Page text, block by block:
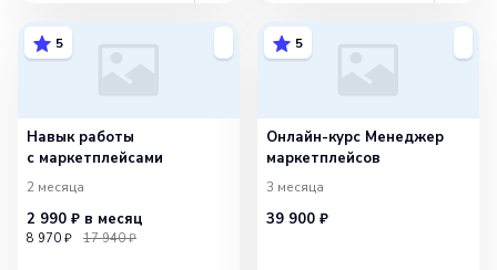
5
Навык работы
с маркетплейсами
2 месяца
2 990 ₽ в месяц
8 970 ₽ 17 940 ₽
5
Онлайн-курс Менеджер
маркетплейсов
3 месяца
39 900 ₽